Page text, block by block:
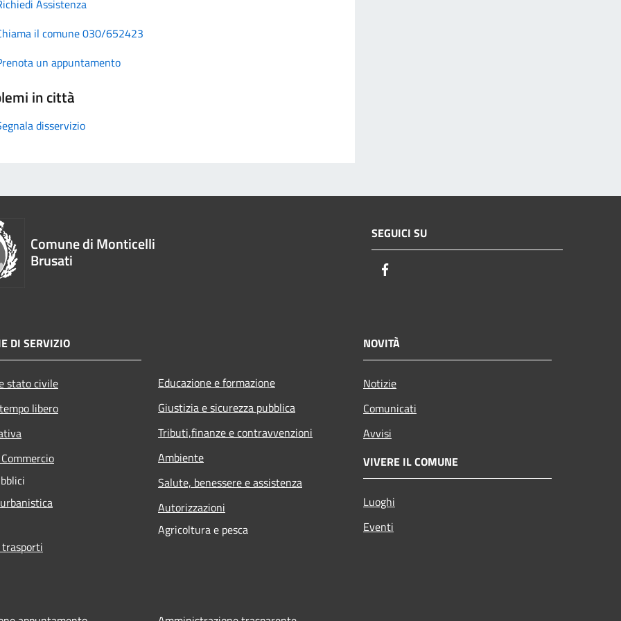
Assistenza
il comune 030/652423
un appuntamento
in città
disservizio
Comune di Monticelli
Brusati
SEGUICI SU
DI SERVIZIO
stato civile
libero
Educazione e formazione
Giustizia e sicurezza pubblica
Tributi,finanze e contravvenzioni
Ambiente
Salute, benessere e assistenza
Autorizzazioni
Agricoltura e pesca
NOVITÀ
Notizie
Comunicati
Avvisi
VIVERE IL COMUNE
Luoghi
Eventi